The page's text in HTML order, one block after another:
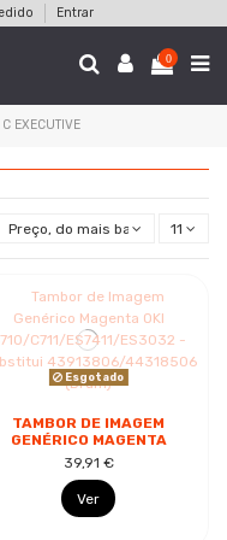
Entrar
0
C EXECUTIVE
Preço, do mais baixo ao mais
11
Esgotado
TAMBOR DE IMAGEM
GENÉRICO MAGENTA
OKI
C710/C711/ES7411/ES3032
- SUBSTITUI...
39,91 €
Ver